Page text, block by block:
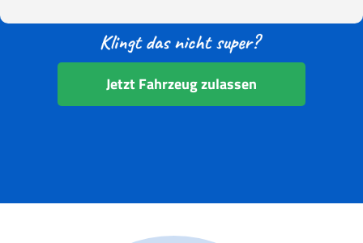
Jetzt Fahrzeug zulassen